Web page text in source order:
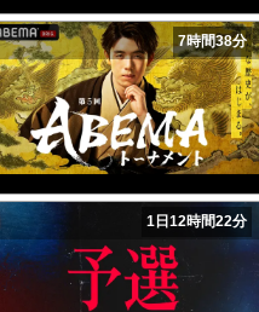
7時間38分
1日12時間22分